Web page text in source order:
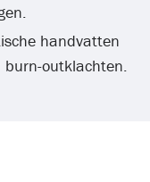
handvatten
burn-outklachten.